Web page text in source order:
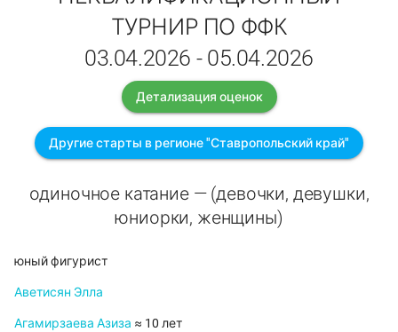
ТУРНИР ПО ФФК
03.04.2026 - 05.04.2026
Детализация оценок
Другие старты в регионе "Ставропольский край"
одиночное катание — (девочки, девушки,
юниорки, женщины)
юный фигурист
Аветисян Элла
Агамирзаева Азиза ≈ 10 лет